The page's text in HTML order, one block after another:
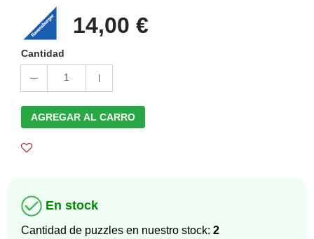
14,00 €
Cantidad
1
AGREGAR AL CARRO
En stock
Cantidad de puzzles en nuestro stock: 2